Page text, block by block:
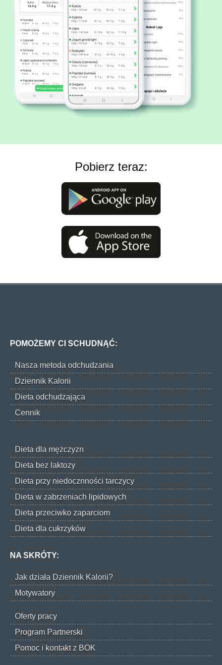
Pobierz teraz:
POMOŻEMY CI SCHUDNĄĆ:
Nasza metoda odchudzania
Dziennik Kalorii
Dieta odchudzająca
Cennik
Dieta dla mężczyzn
Dieta bez laktozy
Dieta przy niedocznności tarczycy
Dieta w zabrzeniach lipidowych
Dieta przeciwko zaparciom
Dieta dla cukrzyków
NA SKRÓTY:
Jak działa Dziennik Kalorii?
Motywatory
Oferty pracy
Program Partnerski
Pomoc i kontakt z BOK